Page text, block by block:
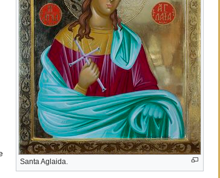
Santa Aglaida.